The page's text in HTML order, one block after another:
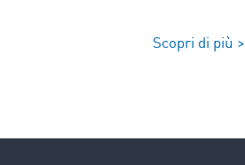
Scopri di più >